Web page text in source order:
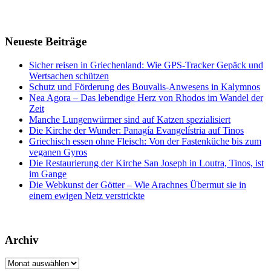
Neueste Beiträge
Sicher reisen in Griechenland: Wie GPS-Tracker Gepäck und
Wertsachen schützen
Schutz und Förderung des Bouvalis-Anwesens in Kalymnos
Nea Agora – Das lebendige Herz von Rhodos im Wandel der
Zeit
Manche Lungenwürmer sind auf Katzen spezialisiert
Die Kirche der Wunder: Panagía Evangelístria auf Tinos
Griechisch essen ohne Fleisch: Von der Fastenküche bis zum
veganen Gyros
Die Restaurierung der Kirche San Joseph in Loutra, Tinos, ist
im Gange
Die Webkunst der Götter – Wie Arachnes Übermut sie in
einem ewigen Netz verstrickte
Archiv
Archiv